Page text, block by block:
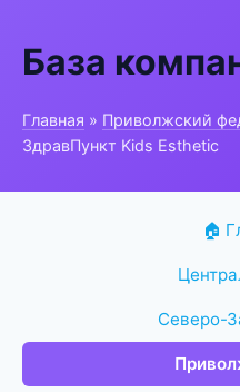
База
Главная » Приволжский
ЗдравПункт Kids Esthetic
🏠
Северо-